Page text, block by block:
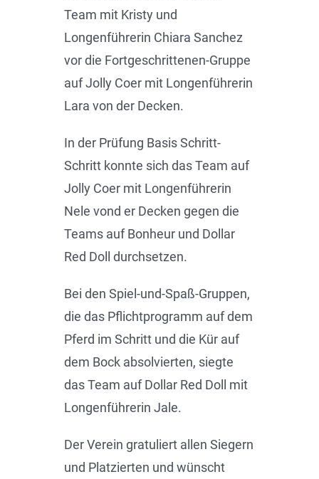
Team mit Kristy und
Longenführerin Chiara Sanchez
vor die Fortgeschrittenen-Gruppe
auf Jolly Coer mit Longenführerin
Lara von der Decken.
In der Prüfung Basis Schritt-
Schritt konnte sich das Team auf
Jolly Coer mit Longenführerin
Nele vond er Decken gegen die
Teams auf Bonheur und Dollar
Red Doll durchsetzen.
Bei den Spiel-und-Spaß-Gruppen,
die das Pflichtprogramm auf dem
Pferd im Schritt und die Kür auf
dem Bock absolvierten, siegte
das Team auf Dollar Red Doll mit
Longenführerin Jale.
Der Verein gratuliert allen Siegern
und Platzierten und wünscht